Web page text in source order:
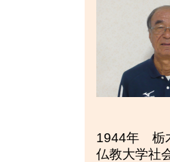
1944年 栃
仏教大学社